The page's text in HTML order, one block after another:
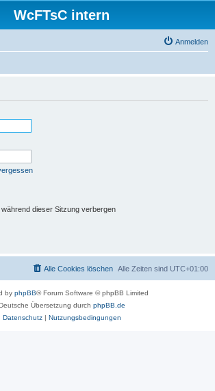
WcFTsC intern
Anmelden
dieser Sitzung verbergen
Alle Zeiten sind UTC+01:00
Alle Cookies löschen
by phpBB® Forum Software © phpBB Limited
Übersetzung durch phpBB.de
Datenschutz| Nutzungsbedingungen